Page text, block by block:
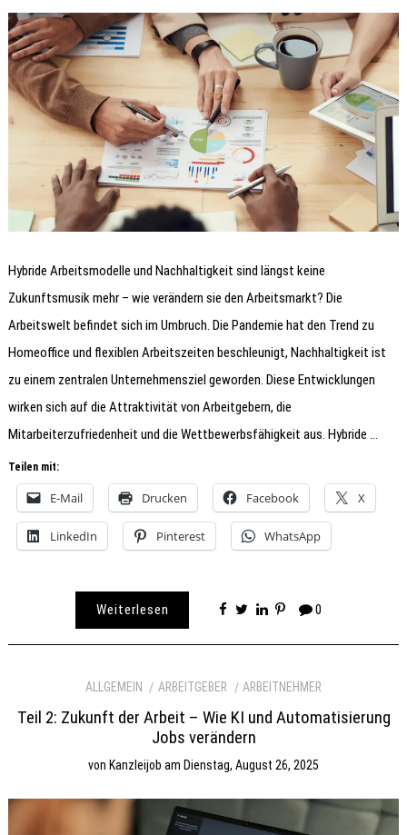
Hybride Arbeitsmodelle und Nachhaltigkeit sind längst keine
Zukunftsmusik mehr – wie verändern sie den Arbeitsmarkt? Die
Arbeitswelt befindet sich im Umbruch. Die Pandemie hat den Trend zu
Homeoffice und flexiblen Arbeitszeiten beschleunigt, Nachhaltigkeit ist
zu einem zentralen Unternehmensziel geworden. Diese Entwicklungen
wirken sich auf die Attraktivität von Arbeitgebern, die
Mitarbeiterzufriedenheit und die Wettbewerbsfähigkeit aus. Hybride …
Teilen mit:
E-Mail Drucken Facebook X
LinkedIn Pinterest WhatsApp
Weiterlesen 0
ALLGEMEIN ARBEITGEBER ARBEITNEHMER
Teil 2: Zukunft der Arbeit – Wie KI und Automatisierung
Jobs verändern
von Kanzleijob am Dienstag, August 26, 2025